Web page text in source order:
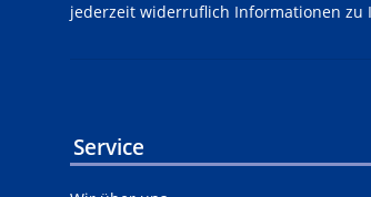
jederzeit widerruflich Informationen zu
Service